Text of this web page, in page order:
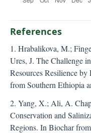
References
1. Hrabalikova, M.;
Ures, J. The Challenge
Resources Resilience
from Southern Ethiopia
2. Yang, X.; Ali, A.
Conservation and
Regions. In Biochar